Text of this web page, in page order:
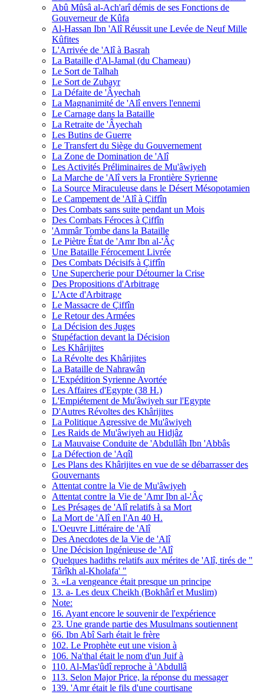
Abû Mûsâ al-Ach'arî démis de ses Fonctions de
Gouverneur de Kûfa
Al-Hassan Ibn 'Alî Réussit une Levée de Neuf Mille
Kûfites
L'Arrivée de 'Alî à Basrah
La Bataille d'Al-Jamal (du Chameau)
Le Sort de Talhah
Le Sort de Zubayr
La Défaite de 'Âyechah
La Magnanimité de 'Alî envers l'ennemi
Le Carnage dans la Bataille
La Retraite de 'Âyechah
Les Butins de Guerre
Le Transfert du Siège du Gouvernement
La Zone de Domination de 'Alî
Les Activités Préliminaires de Mu'âwiyeh
La Marche de 'Alî vers la Frontière Syrienne
La Source Miraculeuse dans le Désert Mésopotamien
Le Campement de 'Alî à Çiffîn
Des Combats sans suite pendant un Mois
Des Combats Féroces à Çiffîn
'Ammâr Tombe dans la Bataille
Le Piètre État de 'Amr Ibn al-'Âç
Une Bataille Férocement Livrée
Des Combats Décisifs à Çiffîn
Une Supercherie pour Détourner la Crise
Des Propositions d'Arbitrage
L'Acte d'Arbitrage
Le Massacre de Çiffîn
Le Retour des Armées
La Décision des Juges
Stupéfaction devant la Décision
Les Khârijites
La Révolte des Khârijites
La Bataille de Nahrawân
L'Expédition Syrienne Avortée
Les Affaires d'Egypte (38 H.)
L'Empiétement de Mu'âwiyeh sur l'Egypte
D'Autres Révoltes des Khârijites
La Politique Agressive de Mu'âwiyeh
Les Raids de Mu'âwiyeh au Hidjâz
La Mauvaise Conduite de 'Abdullâh Ibn 'Abbâs
La Défection de 'Aqîl
Les Plans des Khârijites en vue de se débarrasser des
Gouvernants
Attentat contre la Vie de Mu'âwiyeh
Attentat contre la Vie de 'Amr Ibn al-'Âç
Les Présages de 'Alî relatifs à sa Mort
La Mort de 'Alî en l'An 40 H.
L'Oeuvre Littéraire de 'Alî
Des Anecdotes de la Vie de 'Alî
Une Décision Ingénieuse de 'Alî
Quelques hadiths relatifs aux mérites de 'Alî, tirés de "
Târîkh al-Kholafa' "
3. «La vengeance était presque un principe
13. a- Les deux Cheikh (Bokhârî et Muslim)
Note:
16. Ayant encore le souvenir de l'expérience
23. Une grande partie des Musulmans soutiennent
66. Ibn Abî Sarh était le frère
102. Le Prophète eut une vision à
106. Na'thal était le nom d'un Juif à
110. Al-Mas'ûdî reproche à 'Abdullâ
113. Selon Major Price, la réponse du messager
139. 'Amr était le fils d'une courtisane